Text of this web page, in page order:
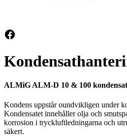
Facebook
ALMiG ALM-D 10 & 100
Kondens uppstår oundvikligen under
Kondensatet innehåller olja och
korrosion i tryckluftledningarna och
säkert.